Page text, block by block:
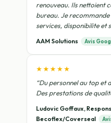
renouveau. Ils nettoient
bureau. Je
services, disponibilite et
AAM Solutions Avis
★★★★★
“Du personnel au top et
Des prestations de
Ludovic Goffaux,
Becoflex/Coverseal